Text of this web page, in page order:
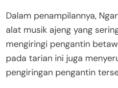
Dalam penampilannya,
alat musik ajeng yang
mengiringi pengantin
pada tarian ini juga
pengiringan pengantin